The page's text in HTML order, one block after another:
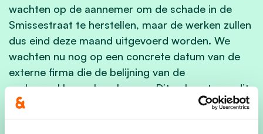
wachten op de aannemer om de schade in de
Smissestraat te herstellen, maar de werken zullen
dus eind deze maand uitgevoerd worden. We
wachten nu nog op een concrete datum van de
externe firma die de belijning van de
parkeervakken zal aanleggen. Dit gebeurt nog dit
voorjaar. De aanpassingen van het parkeerbeleid
zullen ervoor zorgen dat de Smissestraat vlotter